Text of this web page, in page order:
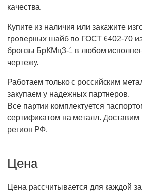
качества.
Купите из наличия или закажите
гроверных шайб по ГОСТ 6402-70
бронзы БрКМц3-1 в любом
чертежу.
Работаем только с российским
закупаем у надежных партнеров.
Все партии комплектуется
сертификатом на металл.
регион РФ.
Цена
Цена рассчитывается для каждой